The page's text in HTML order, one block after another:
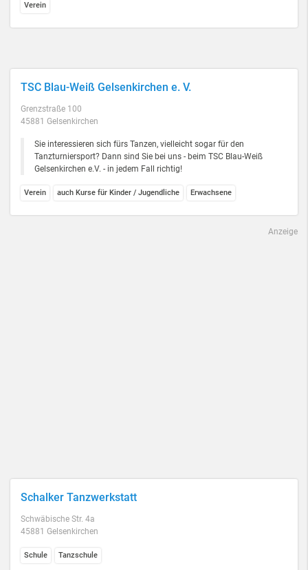
Verein
TSC Blau-Weiß Gelsenkirchen e. V.
Grenzstraße 100
45881 Gelsenkirchen
Sie interessieren sich fürs Tanzen, vielleicht sogar für den
Tanzturniersport? Dann sind Sie bei uns - beim TSC Blau-Weiß
Gelsenkirchen e.V. - in jedem Fall richtig!
Verein auch Kurse für Kinder / Jugendliche Erwachsene
Anzeige
Schalker Tanzwerkstatt
Schwäbische Str. 4a
45881 Gelsenkirchen
Schule Tanzschule